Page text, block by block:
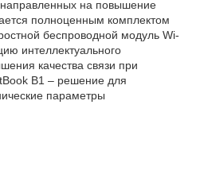
на повышение
полноценным комплектом
беспроводной модуль Wi-
интеллектуального
качества связи при
B1 – решение для
параметры